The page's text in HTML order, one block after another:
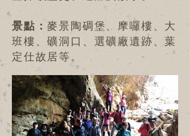
景點：麥景陶碉堡、摩囉樓、大
班樓、礦洞口、選礦廠遺跡、葉
定仕故居等。